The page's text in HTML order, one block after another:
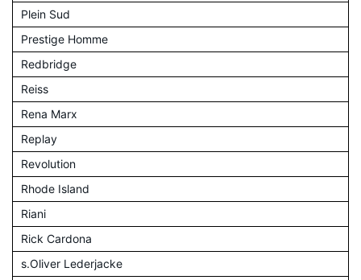
Plein Sud
Prestige Homme
Redbridge
Reiss
Rena Marx
Replay
Revolution
Rhode Island
Riani
Rick Cardona
s.Oliver Lederjacke